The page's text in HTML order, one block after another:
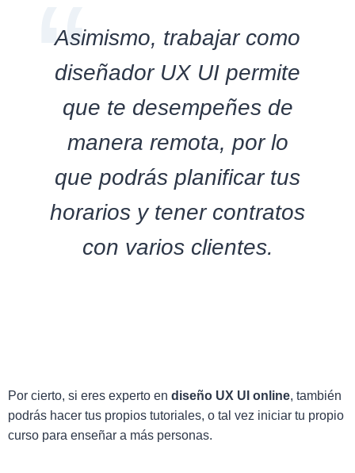
Asimismo, trabajar como
diseñador UX UI permite
que te desempeñes de
manera remota, por lo
que podrás planificar tus
horarios y tener contratos
con varios clientes.
Por cierto, si eres experto en diseño UX UI online, también
podrás hacer tus propios tutoriales, o tal vez iniciar tu propio
curso para enseñar a más personas.